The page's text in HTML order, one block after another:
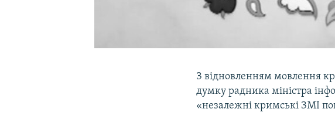
З відновленням мовлення
думку радника міністра
«незалежні кримські ЗМІ